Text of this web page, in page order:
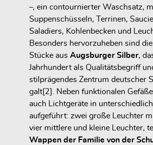
–, ein contournierter Waschsatz,
Suppenschüsseln, Terrinen,
Saladiers, Kohlenbecken und
Besonders hervorzuheben sind
Stücke aus Augsburger Silber,
Jahrhundert als Qualitätsbegriff
stilprägendes Zentrum deutscher
galt[2]. Neben funktionalen
auch Lichtgeräte in
aufgeführt: zwei große Leuchter
vier mittlere und kleine Leuchter,
Wappen der Familie von der